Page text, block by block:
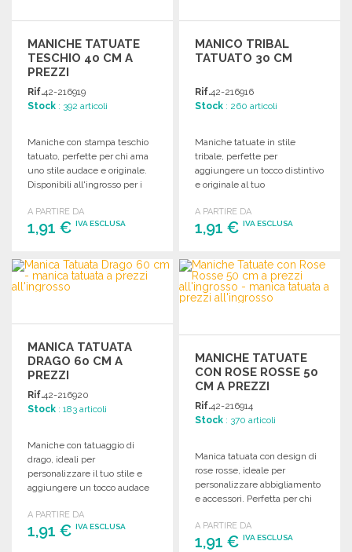
MANICHE TATUATE
TESCHIO 40 CM A
PREZZI
ALL'INGROSSO
Rif.42-216919
Stock : 392 articoli
Maniche con stampa teschio
tatuato, perfette per chi ama
uno stile audace e originale.
Disponibili all'ingrosso per i
A PARTIRE DA
1,91 € IVA ESCLUSA
ORDINARE
Richiedi un preventivo
MANICO TRIBAL
TATUATO 30 CM
Rif.42-216916
Stock : 260 articoli
Maniche tatuate in stile
tribale, perfette per
aggiungere un tocco distintivo
e originale al tuo
A PARTIRE DA
1,91 €IVA ESCLUSA
ORDINARE
Richiedi un preventivo
MANICA TATUATA
DRAGO 60 CM A
PREZZI
ALL'INGROSSO
Rif.42-216920
Stock : 183 articoli
Maniche con tatuaggio di
drago, ideali per
personalizzare il tuo stile e
aggiungere un tocco audace
A PARTIRE DA
1,91 € IVA ESCLUSA
MANICHE TATUATE
CON ROSE ROSSE 50
CM A PREZZI
ALL'INGROSSO
Rif.42-216914
Stock : 370 articoli
Manica tatuata con design di
rose rosse, ideale per
personalizzare abbigliamento
e accessori. Perfetta per chi
A PARTIRE DA
1,91 €IVA ESCLUSA